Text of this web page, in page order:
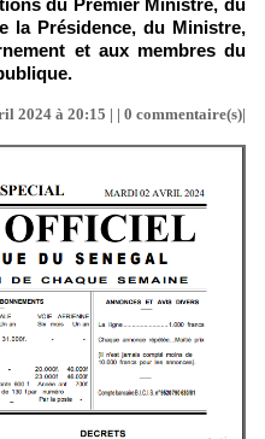
du Premier Ministre, du
la Présidence, du Ministre,
et aux membres du
2024 à 20:15 | | 0 commentaire(s)|